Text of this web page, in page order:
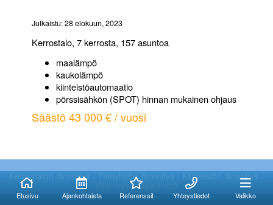
Etusivu Ajankohtaista Referenssit Yhteystiedot Valikko
Julkaistu: 28 elokuun, 2023
Kerrostalo, 7 kerrosta, 157 asuntoa
maalämpö
kaukolämpö
kiinteistöautomaatio
pörssisähkön (SPOT) hinnan mukainen ohjaus
Säästö 43 000 € / vuosi
Kerrostalon lämmitys - Taloyhtiön lämmitys - Kiinteistön lämmitys -
Viilennys - Maalämpö